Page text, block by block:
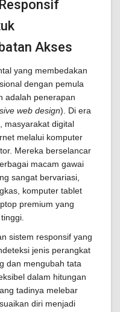
Akses
yang membedakan
dengan pemula
adalah penerapan
web design). Di era
masyarakat digital
melalui komputer
Mereka berselancar
macam gawai
sangat bervariasi,
komputer tablet
premium yang
sistem responsif yang
jenis perangkat
dan mengubah tata
dalam hitungan
tadinya melebar
diri menjadi